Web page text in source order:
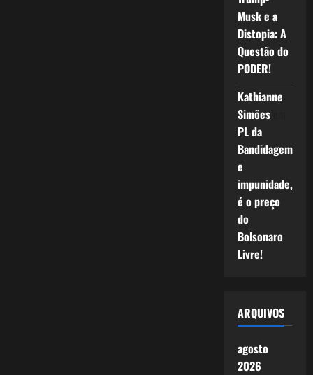
Musk e a
Distopia: A
Questão do
PODER!
Kathianne
Simõesem
PL da
Bandidagem
e
impunidade,
é o preço
do
Bolsonaro
Livre!
ARQUIVOS
agosto
2026